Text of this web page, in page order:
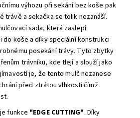
výhozu při sekání bez koše pak
trávě a sekačka se tolik nezanáší.
sada, která zaslepí
do koše a díky speciální konstrukci
posekání trávy. Tyto zbytky
trávníku, kde tlejí a slouží jako
je, že tento mulč nezanese
před ztrátou vlhkosti čímž
funkce "EDGE CUTTING". Díky